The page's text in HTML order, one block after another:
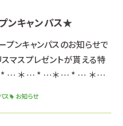
ス予約は可能です♪
オープンキャ
ンキャンパス★
プンキャンパスのお知らせで
マスプレゼントが貰える特
* … ＊ … * …＊ … * … ＊ …
ス お知らせ